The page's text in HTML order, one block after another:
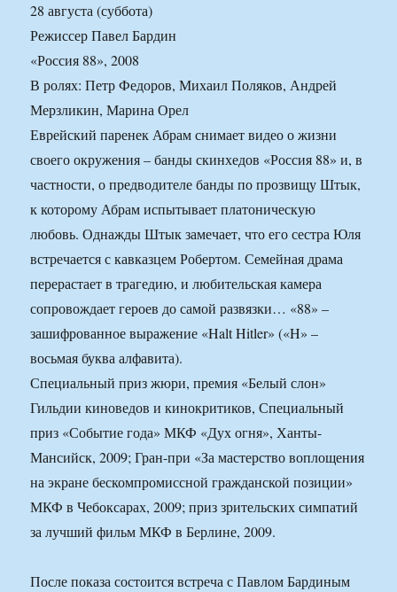
28 августа (суббота)
Режиссер Павел Бардин
«Россия 88», 2008
В ролях: Петр Федоров, Михаил Поляков, Андрей
Мерзликин, Марина Орел
Еврейский паренек Абрам снимает видео о жизни
своего окружения – банды скинхедов «Россия 88» и, в
частности, о предводителе банды по прозвищу Штык,
к которому Абрам испытывает платоническую
любовь. Однажды Штык замечает, что его сестра Юля
встречается с кавказцем Робертом. Семейная драма
перерастает в трагедию, и любительская камера
сопровождает героев до самой развязки… «88» –
зашифрованное выражение «Halt Hitler» («H» –
восьмая буква алфавита).
Специальный приз жюри, премия «Белый слон»
Гильдии киноведов и кинокритиков, Специальный
приз «Событие года» МКФ «Дух огня», Ханты-
Мансийск, 2009; Гран-при «За мастерство воплощения
на экране бескомпромиссной гражданской позиции»
МКФ в Чебоксарах, 2009; приз зрительских симпатий
за лучший фильм МКФ в Берлине, 2009.
После показа состоится встреча с Павлом Бардиным